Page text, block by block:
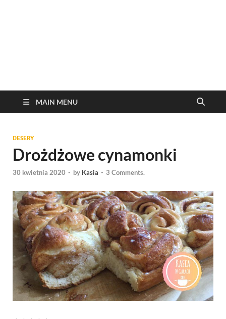
MAIN MENU
DESERY
Drożdżowe cynamonki
30 kwietnia 2020 - by Kasia - 3 Comments.